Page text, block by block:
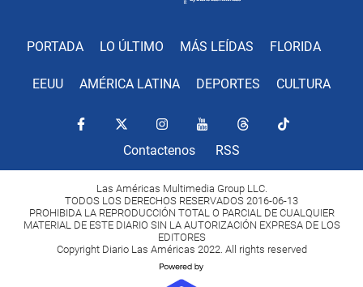
PORTADA LO ÚLTIMO MÁS LEÍDAS FLORIDA
EEUU AMÉRICA LATINA DEPORTES CULTURA
Contactenos RSS
Las Américas Multimedia Group LLC.
TODOS LOS DERECHOS RESERVADOS 2016-06-13
PROHIBIDA LA REPRODUCCIÓN TOTAL O PARCIAL DE CUALQUIER
MATERIAL DE ESTE DIARIO SIN LA AUTORIZACIÓN EXPRESA DE LOS
EDITORES
Copyright Diario Las Américas 2022. All rights reserved